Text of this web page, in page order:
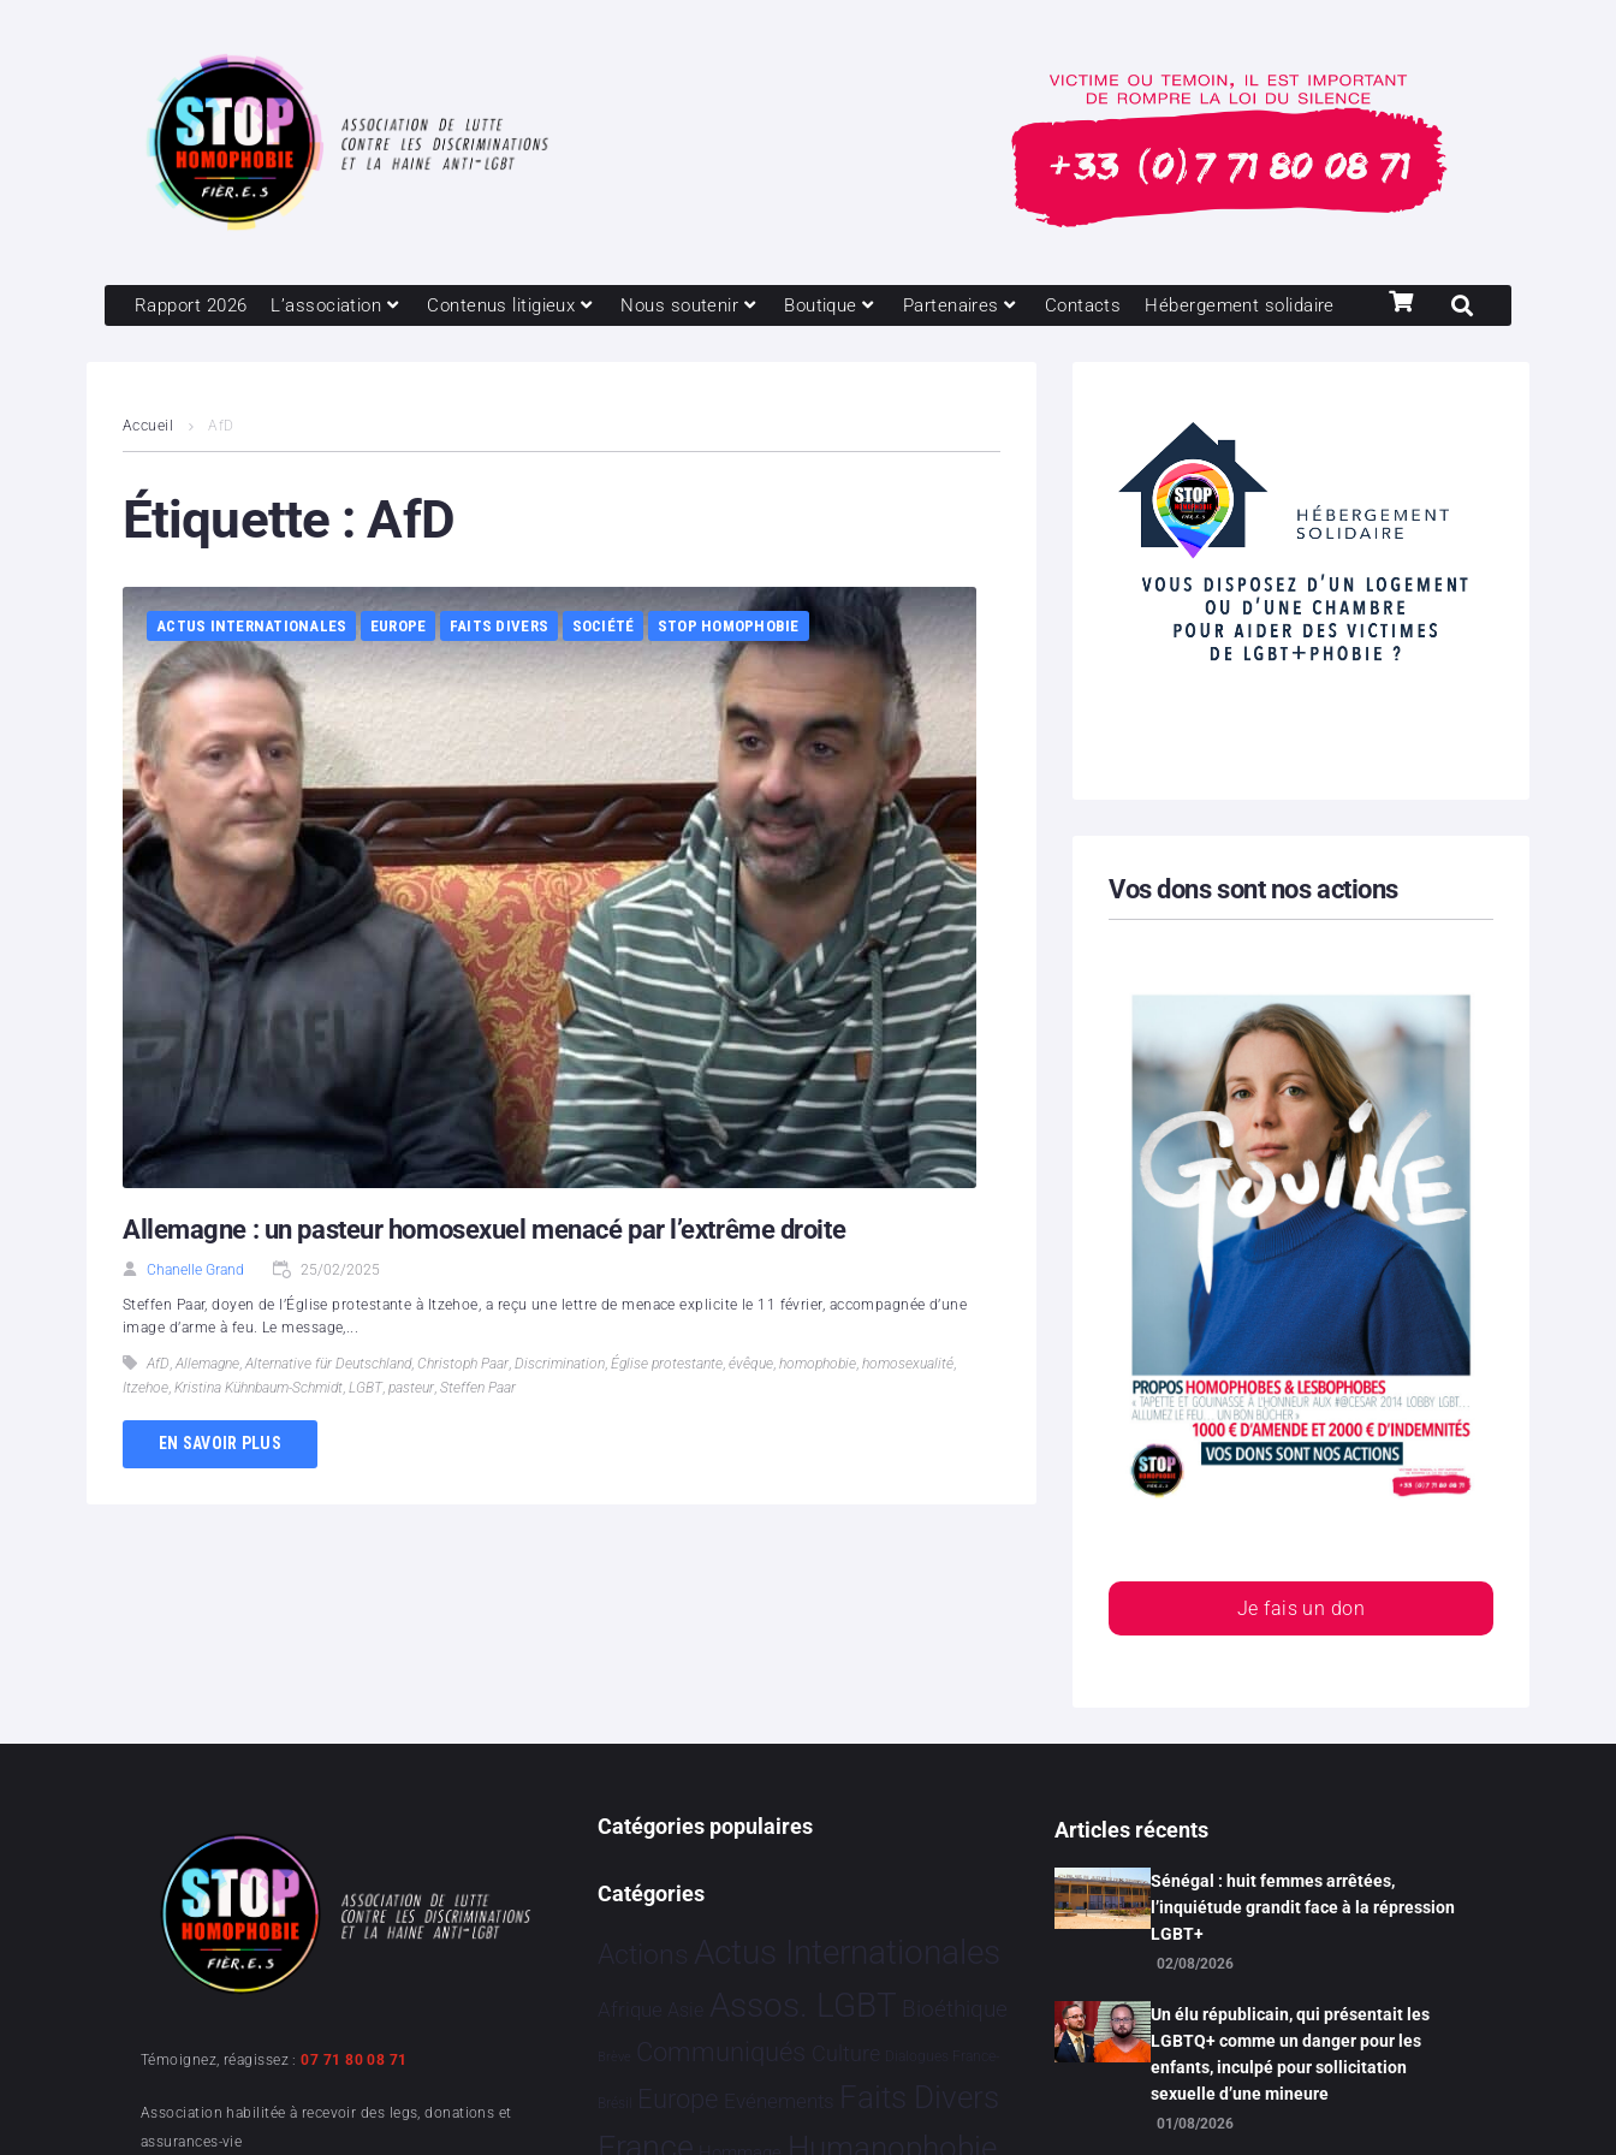
Rapport 2026 L’association Contenus litigieux Nous soutenir Boutique Partenaires Contacts Hébergement solidaire
Accueil AfD
Étiquette :AfD
ACTUS INTERNATIONALES EUROPE FAITS DIVERS SOCIÉTÉ STOP HOMOPHOBIE
Allemagne : un pasteur homosexuel menacé par l’extrême droite
Chanelle Grand 25/02/2025
Steffen Paar, doyen de l’Église protestante à Itzehoe, a reçu une lettre de menace explicite le 11 février, accompagnée d’une
image d’arme à feu. Le message,...
AfD, Allemagne, Alternative für Deutschland, Christoph Paar, Discrimination, Église protestante, évêque, homophobie, homosexualité,
Itzehoe, Kristina Kühnbaum-Schmidt, LGBT, pasteur, Steffen Paar
EN SAVOIR PLUS
Vos dons sont nos actions
Je fais un don
Témoignez, réagissez :07 71 80 08 71
Association habilitée à recevoir des legs, donations et
assurances-vie
Catégories populaires
Catégories
Actions Actus Internationales
Afrique Asie Assos. LGBT Bioéthique
Brève Communiqués Culture Dialogues France-
Brésil Europe Evénements Faits Divers
Humanophobie
Articles récents
Sénégal : huit femmes arrêtées,
l’inquiétude grandit face à la répression
LGBT+
02/08/2026
Un élu républicain, qui présentait les
LGBTQ+ comme un danger pour les
enfants, inculpé pour sollicitation
sexuelle d’une mineure
01/08/2026